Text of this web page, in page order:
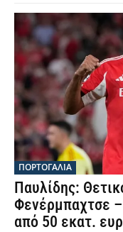
ΠΟΡΤΟΓΑΛΙΑ
Παυλίδης:
Φενέρμπαχτσε
από 50 εκατ.